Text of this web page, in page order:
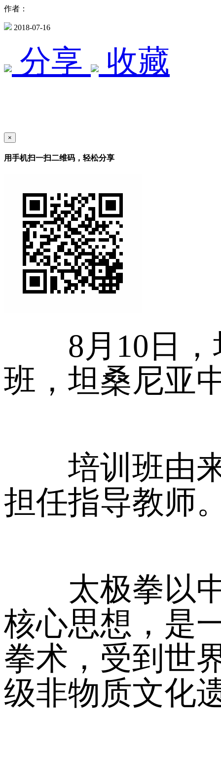
作者：
2018-07-16
分享 收藏
×
用手机扫一扫二维码，轻松分享
8月10日，
班，坦桑尼亚
培训班由来
担任指导教师
太极拳以中
核心思想，是
拳术，受到世
级非物质文化